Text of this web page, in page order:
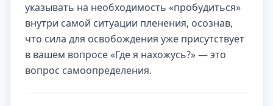
указывать на необходимость «пробудиться»
внутри самой ситуации пленения, осознав,
что сила для освобождения уже присутствует
в вашем вопросе «Где я нахожусь?» — это
вопрос самоопределения.